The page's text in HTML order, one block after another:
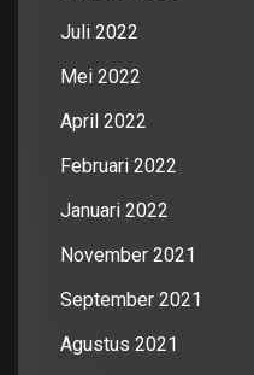
Juli 2022
Mei 2022
April 2022
Februari 2022
Januari 2022
November 2021
September 2021
Agustus 2021